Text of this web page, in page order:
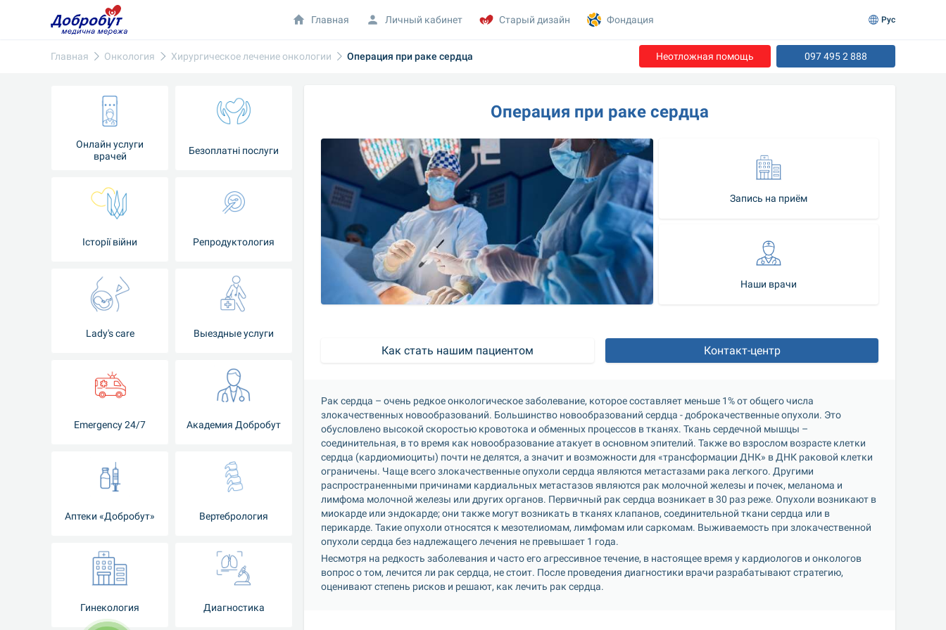
Главная Онкология Хирургическое лечение онкологии Операция при раке сердца Неотложная помощь 097 495 2 888
Онлайн услуги
врачей
Безоплатні послуги
Iсторії війни Репродуктология
Lady's care Выездные услуги
Emergency 24/7 Академия Добробут
Аптеки «Добробут» Вертебрология
Гинекология Диагностика
Операция при раке сердца
Запись на приём
Наши врачи
Как стать нашим пациентом Контакт-центр
Рак сердца – очень редкое онкологическое заболевание, которое составляет меньше 1% от общего числа
злокачественных новообразований. Большинство новообразований сердца - доброкачественные опухоли. Это
обусловлено высокой скоростью кровотока и обменных процессов в тканях. Ткань сердечной мышцы –
соединительная, в то время как новообразование атакует в основном эпителий. Также во взрослом возрасте клетки
сердца (кардиомиоциты) почти не делятся, а значит и возможности для «трансформации ДНК» в ДНК раковой клетки
ограничены. Чаще всего злокачественные опухоли сердца являются метастазами рака легкого. Другими
распространенными причинами кардиальных метастазов являются рак молочной железы и почек, меланома и
лимфома молочной железы или других органов. Первичный рак сердца возникает в 30 раз реже. Опухоли возникают в
миокарде или эндокарде; они также могут возникать в тканях клапанов, соединительной ткани сердца или в
перикарде. Такие опухоли относятся к мезотелиомам, лимфомам или саркомам. Выживаемость при злокачественной
опухоли сердца без надлежащего лечения не превышает 1 года.
Несмотря на редкость заболевания и часто его агрессивное течение, в настоящее время у кардиологов и онкологов
вопрос о том, лечится ли рак сердца, не стоит. После проведения диагностики врачи разрабатывают стратегию,
оценивают степень рисков и решают, как лечить рак сердца.
Главная Личный кабинет Старый дизайн Фондация Рус